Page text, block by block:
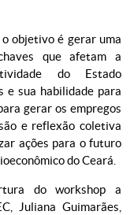
objetivo é gerar uma
que afetam a
do Estado
e sua habilidade para
gerar os empregos
e reflexão coletiva
ações para o futuro
do Ceará.
do workshop a
Juliana Guimarães,